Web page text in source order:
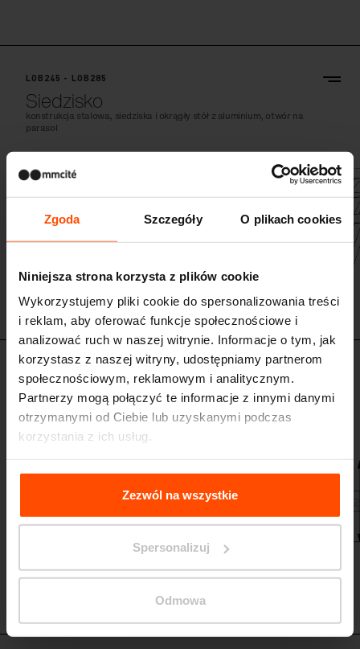
Zgoda Szczegóły O plikach cookies
Niniejsza strona korzysta z plików cookie
Wykorzystujemy pliki cookie do spersonalizowania treści
i reklam, aby oferować funkcje społecznościowe i
analizować ruch w naszej witrynie. Informacje o tym, jak
korzystasz z naszej witryny, udostępniamy partnerom
społecznościowym, reklamowym i analitycznym.
Partnerzy mogą połączyć te informacje z innymi danymi
otrzymanymi od Ciebie lub uzyskanymi podczas
korzystania z ich usług.
Więcej informacji można znaleźć na stroniePrinciples
Relating to the Processing Personal Data
Zezwól na wszystkie
Spersonalizuj
Odmowa
LOB245 - LOB285
Siedzisko
konstrukcja stalowa, siedziska i okrągły stół z aluminium, otwór na
parasol
LOW265
Siedzisko
konstrukcja stalowa, siedziska i okrągły stół z aluminium, otwór na
parasol, wariant dla osób poruszających się na wózku inwalidzkim